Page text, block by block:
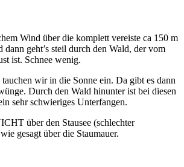
Wind über die komplett vereiste ca 150 m
dann geht’s steil durch den Wald, der vom
ist. Schnee wenig.
wir in die Sonne ein. Da gibt es dann
Durch den Wald hinunter ist bei diesen
sehr schwieriges Unterfangen.
über den Stausee (schlechter
gesagt über die Staumauer.